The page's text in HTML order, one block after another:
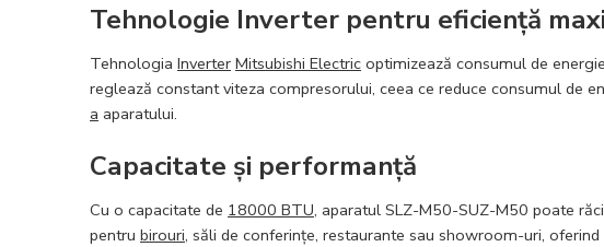
Tehnologie Inverter pentru eficiență
Tehnologia Inverter Mitsubishi Electric optimizează consumul de
reglează constant viteza compresorului, ceea ce reduce consumul de
a aparatului.
Capacitate și performanță
Cu o capacitate de 18000 BTU, aparatul SLZ-M50-SUZ-M50 poate
pentru birouri, săli de conferințe, restaurante sau showroom-uri, oferind